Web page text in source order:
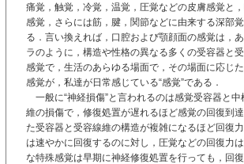
痛覚，触覚，冷覚，温覚，圧覚などの皮膚感覚と
感覚，さらには筋，腱，関節などに由来する深部
る．言い換えれば，口腔および顎顔面の感覚は，
ラのように，構造や性格の異なる多くの受容器と
感覚で，生活のあらゆる場面で，その場面に応じ
感覚が，私達が日常感じている“感覚”である．
一般に“神経損傷”と言われるのは感覚受容器と中
維の損傷で，修復処置が遅れるほど感覚の回復到
た受容器と受容線維の構造が複雑になるほど回復
は速やかに回復するのに対し，圧覚などの回復力
な特殊感覚は早期に神経修復処置を行っても，回